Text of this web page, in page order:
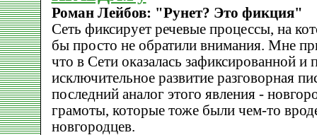
Роман Лейбов: "Рунет? Это фикция"
Сеть фиксирует речевые процессы, на
бы просто не обратили внимания. Мне
что в Сети оказалась зафиксированной и
исключительное развитие разговорная
последний аналог этого явления -
грамоты, которые тоже были чем-то
новгородцев.